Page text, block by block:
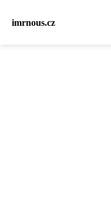
imrnous.cz